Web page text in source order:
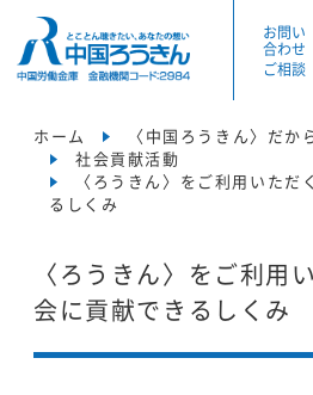
お問い
合わせ
ご相談
ホーム
〈中国ろうきん〉だか
社会貢献活動
〈ろうきん〉をご利用いただ
るしくみ
〈ろうきん〉をご利用
会に貢献できるしくみ